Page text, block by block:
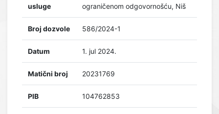
usluge
ograničenom odgovornošću, Niš
Broj dozvole 586/2024-1
Datum 1. jul 2024.
Matični broj 20231769
PIB 104762853